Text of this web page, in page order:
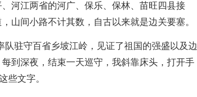
河江两省的河广、保乐、保林、苗旺四县接
山间小路不计其数，自古以来就是边关要塞。
队驻守百省乡坡江岭，见证了祖国的强盛以及边
到深夜，结束一天巡守，我斜靠床头，打开手
些文字。